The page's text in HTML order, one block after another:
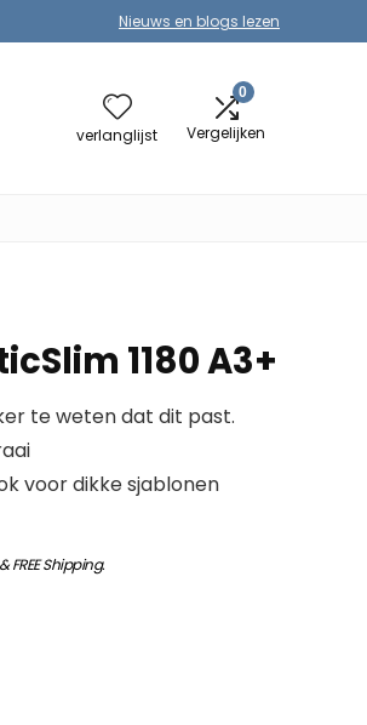
Nieuws en blogs lezen
verlanglijst
0
Vergelijken
1180 A3+
te weten dat dit past.
voor dikke sjablonen
&FREE Shipping.